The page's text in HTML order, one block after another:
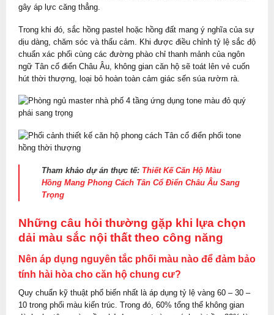
gây áp lực căng thẳng.
Trong khi đó, sắc hồng pastel hoặc hồng đất mang ý nghĩa của sự
dịu dàng, chăm sóc và thấu cảm. Khi được điều chỉnh tỷ lệ sắc độ
chuẩn xác phối cùng các đường phào chỉ thanh mảnh của ngôn
ngữ Tân cổ điển Châu Âu, không gian căn hộ sẽ toát lên vẻ cuốn
hút thời thượng, loại bỏ hoàn toàn cảm giác sến súa rườm rà.
Tham khảo dự án thực tế: Thiết Kế Căn Hộ Màu
Hồng Mang Phong Cách Tân Cổ Điển Châu Âu Sang
Trọng
Những câu hỏi thường gặp khi lựa chọn
dải màu sắc nội thất theo công năng
Nên áp dụng nguyên tắc phối màu nào để đảm bảo
tính hài hòa cho căn hộ chung cư?
Quy chuẩn kỹ thuật phổ biến nhất là áp dụng tỷ lệ vàng 60 – 30 –
10 trong phối màu kiến trúc. Trong đó, 60% tổng thể không gian